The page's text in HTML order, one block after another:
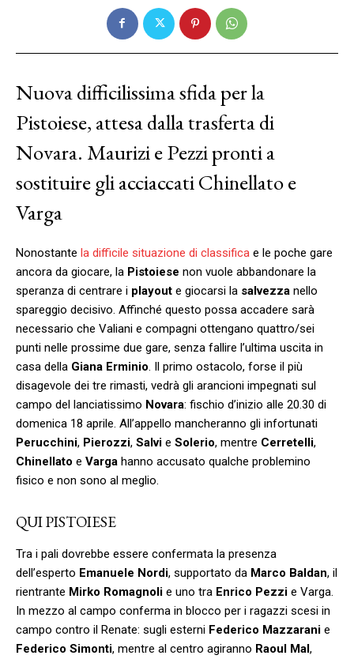
Nuova difficilissima sfida per la
Pistoiese, attesa dalla trasferta di
Novara. Maurizi e Pezzi pronti a
sostituire gli acciaccati Chinellato e
Varga
Nonostante la difficile situazione di classifica e le poche gare
ancora da giocare, la Pistoiese non vuole abbandonare la
speranza di centrare i playout e giocarsi la salvezza nello
spareggio decisivo. Affinché questo possa accadere sarà
necessario che Valiani e compagni ottengano quattro/sei
punti nelle prossime due gare, senza fallire l’ultima uscita in
casa della Giana Erminio. Il primo ostacolo, forse il più
disagevole dei tre rimasti, vedrà gli arancioni impegnati sul
campo del lanciatissimo Novara: fischio d’inizio alle 20.30 di
domenica 18 aprile. All’appello mancheranno gli infortunati
Perucchini, Pierozzi, Salvi e Solerio, mentre Cerretelli,
Chinellato e Varga hanno accusato qualche problemino
fisico e non sono al meglio.
QUI PISTOIESE
Tra i pali dovrebbe essere confermata la presenza
dell’esperto Emanuele Nordi, supportato da Marco Baldan, il
rientrante Mirko Romagnoli e uno tra Enrico Pezzi e Varga.
In mezzo al campo conferma in blocco per i ragazzi scesi in
campo contro il Renate: sugli esterni Federico Mazzarani e
Federico Simonti, mentre al centro agiranno Raoul Mal,